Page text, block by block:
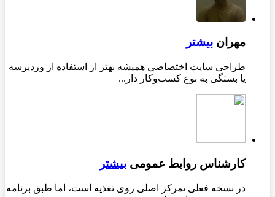
مهران بیشتر
طراحی سایت اختصاصی همیشه بهتر از استفاده از وردپرسه
یا بستگی به نوع کسب‌وکار دار...
کارشناس روابط عمومی بیشتر
در نسخه فعلی تمرکز اصلی روی تغذیه است، اما طبق برنامه